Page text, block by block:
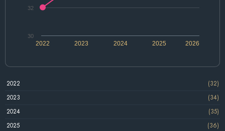
2022 2024 2026
2023 2025
30
32
2022
(32)
2023
(34)
2024
(35)
2025
(36)